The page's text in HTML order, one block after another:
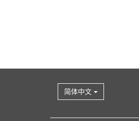
简体中文